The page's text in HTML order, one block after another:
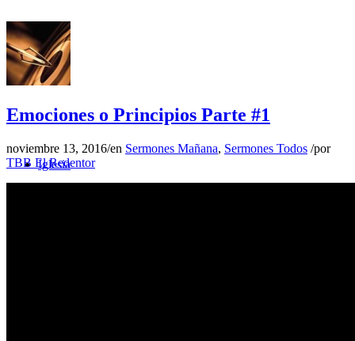
Inicio
Iglesia
Emociones o Principios Parte #1
noviembre 13, 2016/en Sermones Mañana, Sermones Todos /por
TBB El Redentor